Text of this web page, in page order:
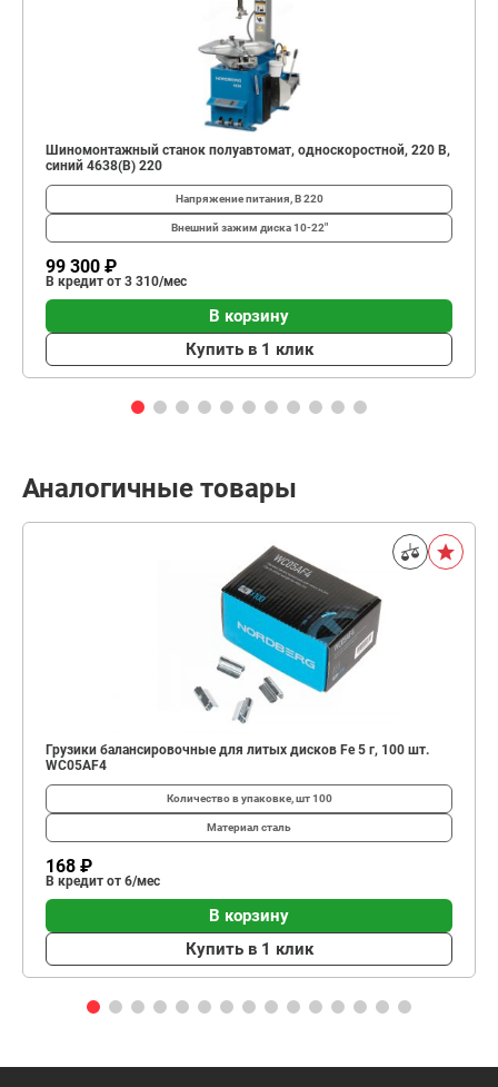
Шиномонтажный станок полуавтомат, односкоростной, 220 В,
синий 4638(B) 220
Напряжение питания, В220
Внешний зажим диска10-22"
99 300 ₽
В кредит от 3 310/мес
В корзину
Купить в 1 клик
Аналогичные товары
Грузики балансировочные для литых дисков Fe 5 г, 100 шт.
WC05AF4
Количество в упаковке, шт100
Материал сталь
168 ₽
В кредит от 6/мес
В корзину
Купить в 1 клик